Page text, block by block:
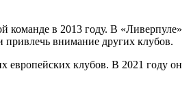
команде в 2013 году. В «Ливерпуле»
внимание других клубов.
европейских клубов. В 2021 году он